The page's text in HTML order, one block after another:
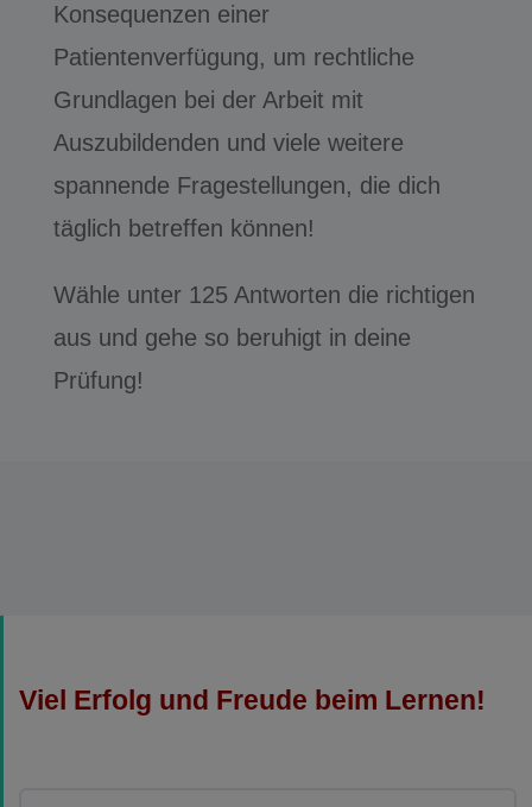
Konsequenzen einer
Patientenverfügung, um rechtliche
Grundlagen bei der Arbeit mit
Auszubildenden und viele weitere
spannende Fragestellungen, die dich
täglich betreffen können!
Wähle unter 125 Antworten die richtigen
aus und gehe so beruhigt in deine
Prüfung!
Viel Erfolg und Freude beim Lernen!